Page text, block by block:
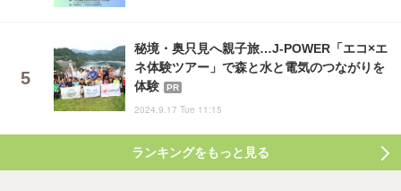
秘境・奥只見へ親子旅…J-POWER「エコ×エ
ネ体験ツアー」で森と水と電気のつながりを
体験
PR
2024.9.17 Tue 11:15
ランキングをもっと見る